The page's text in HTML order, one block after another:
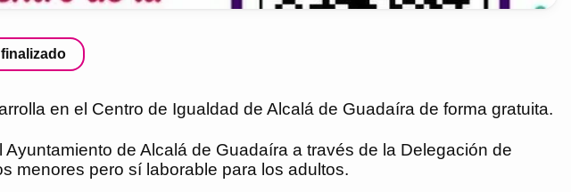
en el Centro de Igualdad de Alcalá de Guadaíra de forma gratuita.
de Alcalá de Guadaíra a través de la Delegación de
menores pero sí laborable para los adultos.